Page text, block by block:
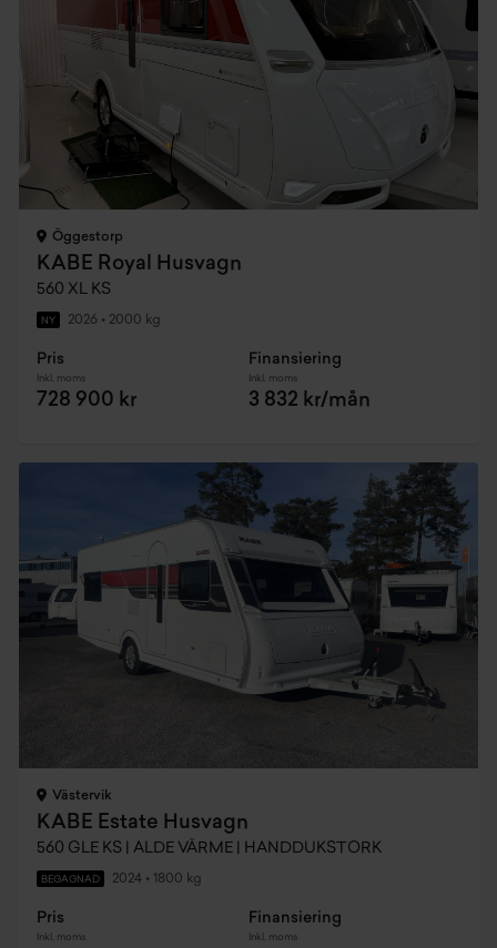
Öggestorp
KABE Royal Husvagn
560 XL KS
NY 2026 • 2000 kg
Pris
Inkl. moms
728 900 kr
Finansiering
Inkl. moms
3 832 kr/mån
Västervik
KABE Estate Husvagn
560 GLE KS | ALDE VÄRME | HANDDUKSTORK
BEGAGNAD 2024 • 1800 kg
Pris
Inkl. moms
Finansiering
Inkl. moms